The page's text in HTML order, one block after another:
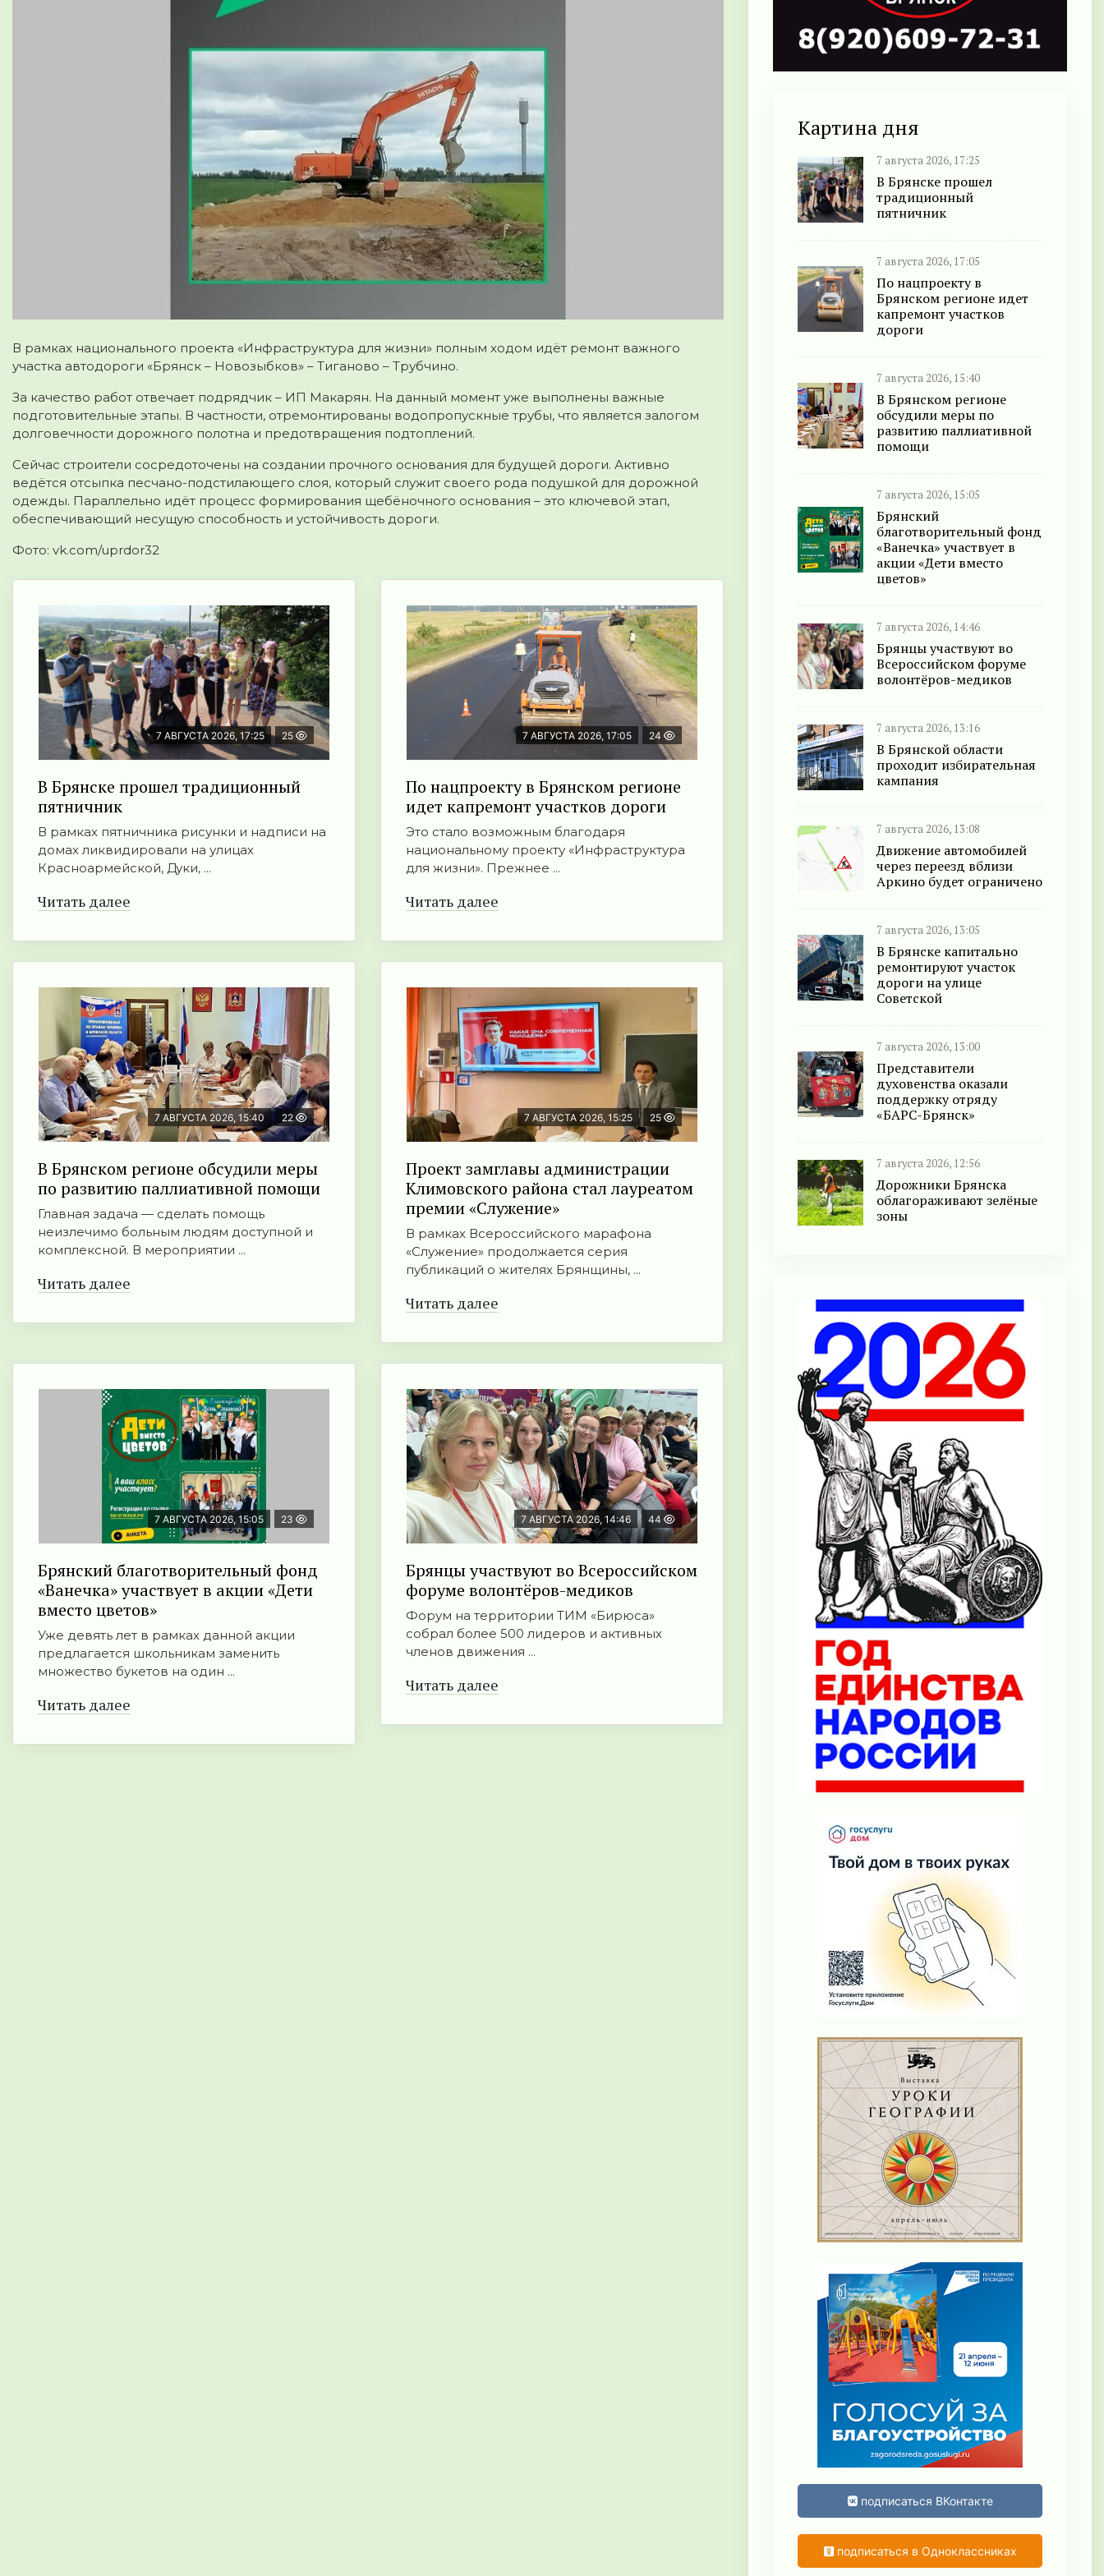
В рамках национального проекта «Инфраструктура для жизни» полным ходом идёт ремонт важного
участка автодороги «Брянск – Новозыбков» – Тиганово – Трубчино.
За качество работ отвечает подрядчик – ИП Макарян. На данный момент уже выполнены важные
подготовительные этапы. В частности, отремонтированы водопропускные трубы, что является залогом
долговечности дорожного полотна и предотвращения подтоплений.
Сейчас строители сосредоточены на создании прочного основания для будущей дороги. Активно
ведётся отсыпка песчано-подстилающего слоя, который служит своего рода подушкой для дорожной
одежды. Параллельно идёт процесс формирования щебёночного основания – это ключевой этап,
обеспечивающий несущую способность и устойчивость дороги.
Фото: vk.com/uprdor32
7 АВГУСТА 2026, 17:25 25
В Брянске прошел традиционный
пятничник
В рамках пятничника рисунки и надписи на
домах ликвидировали на улицах
Красноармейской, Дуки, ...
Читать далее
7 АВГУСТА 2026, 17:05 24
По нацпроекту в Брянском регионе
идет капремонт участков дороги
Это стало возможным благодаря
национальному проекту «Инфраструктура
для жизни». Прежнее ...
Читать далее
7 АВГУСТА 2026, 15:40 22
В Брянском регионе обсудили меры
по развитию паллиативной помощи
Главная задача — сделать помощь
неизлечимо больным людям доступной и
комплексной. В мероприятии ...
Читать далее
7 АВГУСТА 2026, 15:25 25
Проект замглавы администрации
Климовского района стал лауреатом
премии «Служение»
В рамках Всероссийского марафона
«Служение» продолжается серия
публикаций о жителях Брянщины, ...
Читать далее
7 АВГУСТА 2026, 15:05 23
Брянский благотворительный фонд
«Ванечка» участвует в акции «Дети
вместо цветов»
Уже девять лет в рамках данной акции
предлагается школьникам заменить
множество букетов на один ...
Читать далее
7 АВГУСТА 2026, 14:46 44
Брянцы участвуют во Всероссийском
форуме волонтёров-медиков
Форум на территории ТИМ «Бирюса»
собрал более 500 лидеров и активных
членов движения ...
Читать далее
Картина дня
7 августа 2026, 17:25
В Брянске прошел
традиционный
пятничник
7 августа 2026, 17:05
По нацпроекту в
Брянском регионе идет
капремонт участков
дороги
7 августа 2026, 15:40
В Брянском регионе
обсудили меры по
развитию паллиативной
помощи
7 августа 2026, 15:05
Брянский
благотворительный фонд
«Ванечка» участвует в
акции «Дети вместо
цветов»
7 августа 2026, 14:46
Брянцы участвуют во
Всероссийском форуме
волонтёров-медиков
7 августа 2026, 13:16
В Брянской области
проходит избирательная
кампания
7 августа 2026, 13:08
Движение автомобилей
через переезд вблизи
Аркино будет ограничено
7 августа 2026, 13:05
В Брянске капитально
ремонтируют участок
дороги на улице
Советской
7 августа 2026, 13:00
Представители
духовенства оказали
поддержку отряду
«БАРС-Брянск»
7 августа 2026, 12:56
Дорожники Брянска
облагораживают зелёные
зоны
подписаться ВКонтакте
подписаться в Одноклассниках